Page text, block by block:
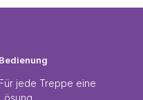
Bedienung
Für jede Treppe eine
Lösung.